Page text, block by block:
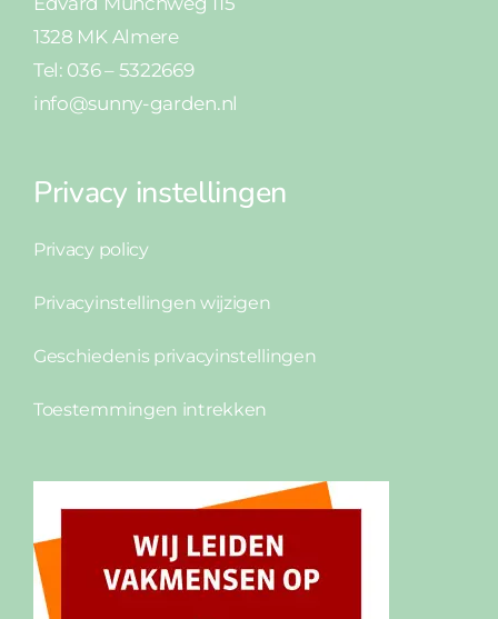
1328 MK Almere
Tel: 036 – 5322669
info@sunny-garden.nl
Privacy instellingen
Privacy policy
Privacyinstellingen wijzigen
Geschiedenis privacyinstellingen
Toestemmingen intrekken